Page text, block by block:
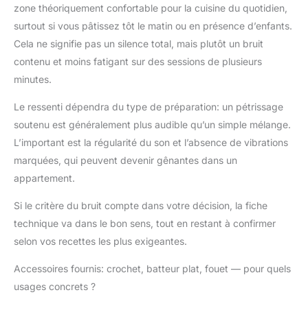
fouetter en fil d'acier
inoxydable, il suffit de
les jeter dans le lave-
vaisselle et de ne pas
se soucier du
tourner le bol dans le
sens des aiguilles
d'une montre pour le
verrouiller. 💌【7*24
heures service client】 :
rencontrez des
problèmes de qualité
avez des questions,
vous pouvez contacter
directement notre
zone théoriquement confortable pour la cuisine du quotidien,
surtout si vous pâtissez tôt le matin ou en présence d’enfants.
Cela ne signifie pas un silence total, mais plutôt un bruit
contenu et moins fatigant sur des sessions de plusieurs
minutes.
Le ressenti dépendra du type de préparation: un pétrissage
soutenu est généralement plus audible qu’un simple mélange.
L’important est la régularité du son et l’absence de vibrations
marquées, qui peuvent devenir gênantes dans un
appartement.
Si le critère du bruit compte dans votre décision, la fiche
technique va dans le bon sens, tout en restant à confirmer
selon vos recettes les plus exigeantes.
Accessoires fournis: crochet, batteur plat, fouet — pour quels
usages concrets ?